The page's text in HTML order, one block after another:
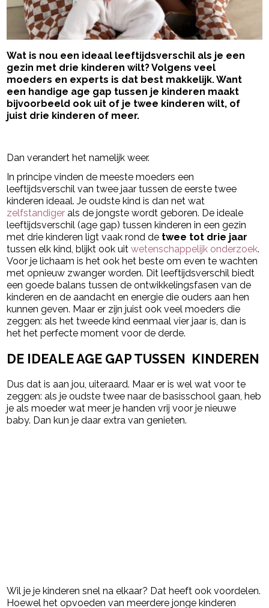
Wat is nou een ideaal leeftijdsverschil als je een
gezin met drie kinderen wilt? Volgens veel
moeders en experts is dat best makkelijk. Want
een handige age gap tussen je kinderen maakt
bijvoorbeeld ook uit of je twee kinderen wilt, of
juist drie kinderen of meer.
Dan verandert het namelijk weer.
In principe vinden de meeste moeders een
leeftijdsverschil van twee jaar tussen de eerste twee
kinderen ideaal. Je oudste kind is dan net wat
zelfstandiger als de jongste wordt geboren. De ideale
leeftijdsverschil (age gap) tussen kinderen in een gezin
met drie kinderen ligt vaak rond de twee tot drie jaar
tussen elk kind, blijkt ook uitwetenschappelijk onderzoek.
Voor je lichaam is het ook het beste om even te wachten
met opnieuw zwanger worden. Dit leeftijdsverschil biedt
een goede balans tussen de ontwikkelingsfasen van de
kinderen en de aandacht en energie die ouders aan hen
kunnen geven. Maar er zijn juist ook veel moeders die
zeggen: als het tweede kind eenmaal vier jaar is, dan is
het het perfecte moment voor de derde.
DE IDEALE AGE GAP TUSSEN KINDEREN
Dus dat is aan jou, uiteraard. Maar er is wel wat voor te
zeggen: als je oudste twee naar de basisschool gaan, heb
je als moeder wat meer je handen vrij voor je nieuwe
baby. Dan kun je daar extra van genieten.
Wil je je kinderen snel na elkaar? Dat heeft ook voordelen.
Hoewel het opvoeden van meerdere jonge kinderen